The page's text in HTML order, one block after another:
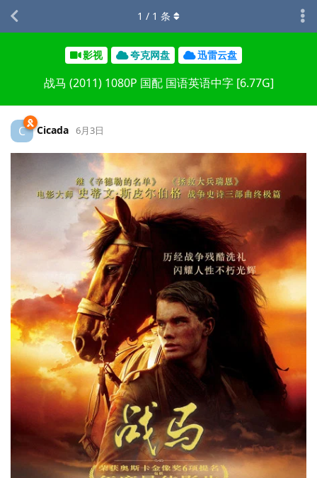
影视 夸克网盘 迅雷云盘
战马 (2011) 1080P 国配 国语英语中字 [6.77G]
1 / 1 条
C Cicada 6月3日